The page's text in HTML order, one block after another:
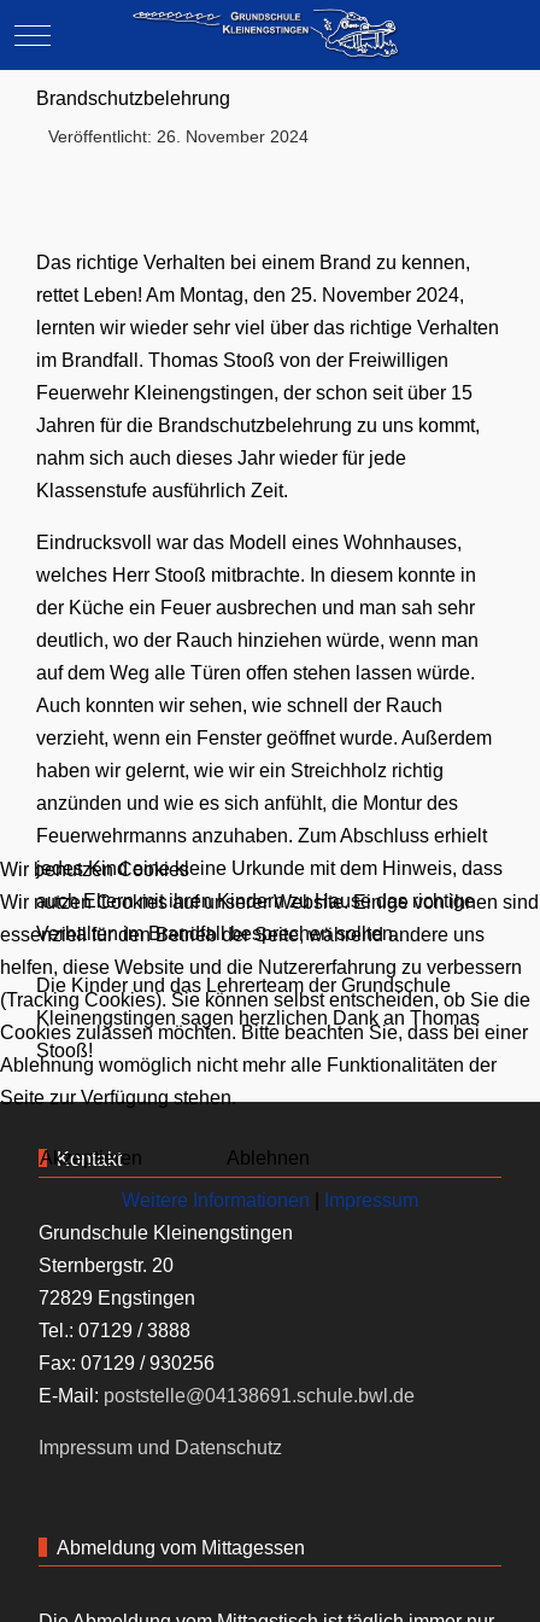
Mobile Menu Toggle
Brandschutzbelehrung
Veröffentlicht: 26. November 2024
Das richtige Verhalten bei einem Brand zu kennen,
rettet Leben! Am Montag, den 25. November 2024,
lernten wir wieder sehr viel über das richtige Verhalten
im Brandfall. Thomas Stooß von der Freiwilligen
Feuerwehr Kleinengstingen, der schon seit über 15
Jahren für die Brandschutzbelehrung zu uns kommt,
nahm sich auch dieses Jahr wieder für jede
Klassenstufe ausführlich Zeit.
Eindrucksvoll war das Modell eines Wohnhauses,
welches Herr Stooß mitbrachte. In diesem konnte in
der Küche ein Feuer ausbrechen und man sah sehr
deutlich, wo der Rauch hinziehen würde, wenn man
auf dem Weg alle Türen offen stehen lassen würde.
Auch konnten wir sehen, wie schnell der Rauch
verzieht, wenn ein Fenster geöffnet wurde. Außerdem
haben wir gelernt, wie wir ein Streichholz richtig
anzünden und wie es sich anfühlt, die Montur des
Feuerwehrmanns anzuhaben. Zum Abschluss erhielt
jedes Kind eine kleine Urkunde mit dem Hinweis, dass
auch Eltern mit ihren Kindern zu Hause das richtige
Verhalten im Brandfall besprechen sollten.
Die Kinder und das Lehrerteam der Grundschule
Kleinengstingen sagen herzlichen Dank an Thomas
Stooß!
Kontakt
Grundschule Kleinengstingen
Sternbergstr. 20
72829 Engstingen
Tel.: 07129 / 3888
Fax: 07129 / 930256
E-Mail: poststelle@04138691.schule.bwl.de
Impressum und Datenschutz
Abmeldung vom Mittagessen
Wir benutzen Cookies
Wir nutzen Cookies auf unserer Website. Einige von ihnen sind
essenziell für den Betrieb der Seite, während andere uns
helfen, diese Website und die Nutzererfahrung zu verbessern
(Tracking Cookies). Sie können selbst entscheiden, ob Sie die
Cookies zulassen möchten. Bitte beachten Sie, dass bei einer
Ablehnung womöglich nicht mehr alle Funktionalitäten der
Seite zur Verfügung stehen.
Akzeptieren Ablehnen
Weitere Informationen Impressum